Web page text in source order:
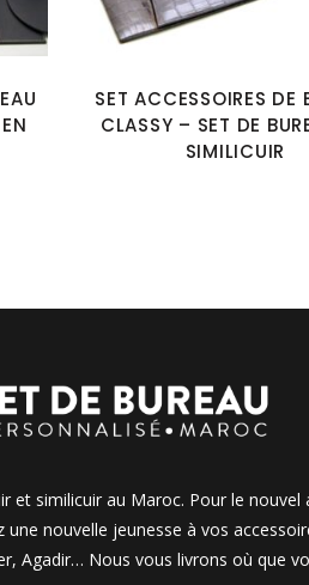
SET ACCESSOIRES DE
CLASSY – SET DE
SIMILICUIR
similicuir au Maroc. Pour le
nouvelle jeunesse à vos
Agadir… Nous vous livrons où que